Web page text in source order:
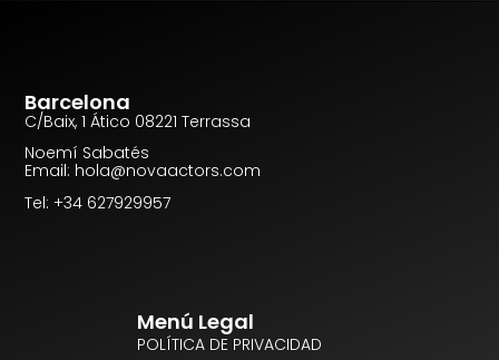
Barcelona
C/Baix, 1 Ático 08221 Terrassa
Noemí Sabatés
Email: hola@novaactors.com
Tel: +34 627929957
Menú Legal
POLÍTICA DE PRIVACIDAD